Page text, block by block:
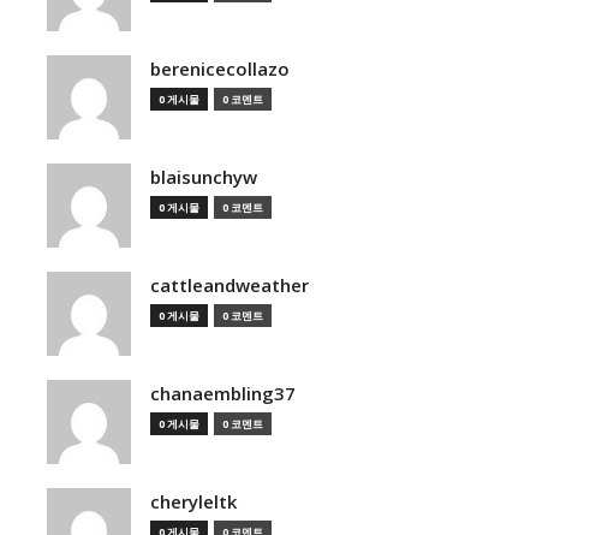
berenicecollazo
0 게시물 0 코멘트
blaisunchyw
0 게시물 0 코멘트
cattleandweather
0 게시물 0 코멘트
chanaembling37
0 게시물 0 코멘트
cheryleltk